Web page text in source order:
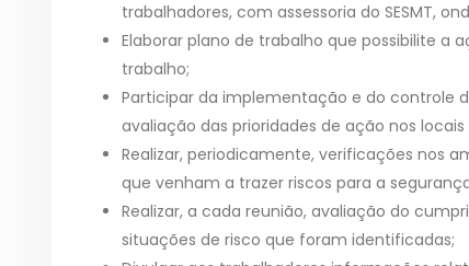
trabalhadores, com assessoria do SESMT,
Elaborar plano de trabalho que possibilite a
trabalho;
Participar da implementação e do controle
avaliação das prioridades de ação nos
Realizar, periodicamente, verificações nos
que venham a trazer riscos para a
Realizar, a cada reunião, avaliação do
situações de risco que foram identificadas;